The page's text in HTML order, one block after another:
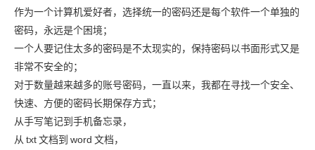
作为一个计算机爱好者，选择统一的密码还是每个软件一个单独的
密码，永远是个困境；
一个人要记住太多的密码是不太现实的，保持密码以书面形式又是
非常不安全的；
对于数量越来越多的账号密码，一直以来，我都在寻找一个安全、
快速、方便的密码长期保存方式；
从手写笔记到手机备忘录，
从 txt文档到 word 文档，